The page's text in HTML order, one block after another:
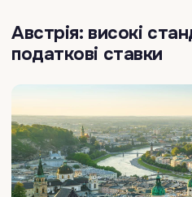
Австрія: високі
податкові ставки